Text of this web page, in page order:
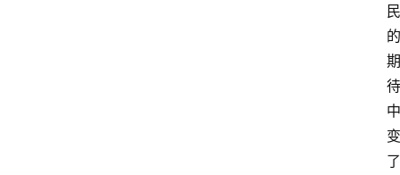
民
的
期
待
中
变
了